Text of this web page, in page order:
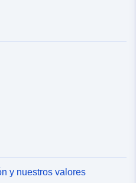
y nuestros valores